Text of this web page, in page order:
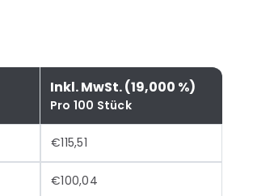
Inkl. MwSt. (19,000 %)
Pro 100 Stück
€115,51
€100,04